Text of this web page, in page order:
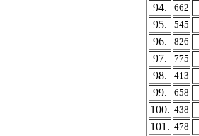
94.
662
95.
545
96.
826
97.
775
98.
413
99.
658
100. 438
101. 478